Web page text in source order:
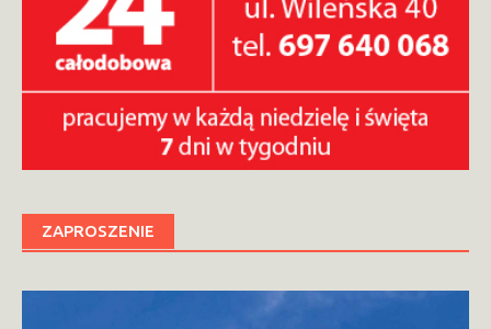
ZAPROSZENIE